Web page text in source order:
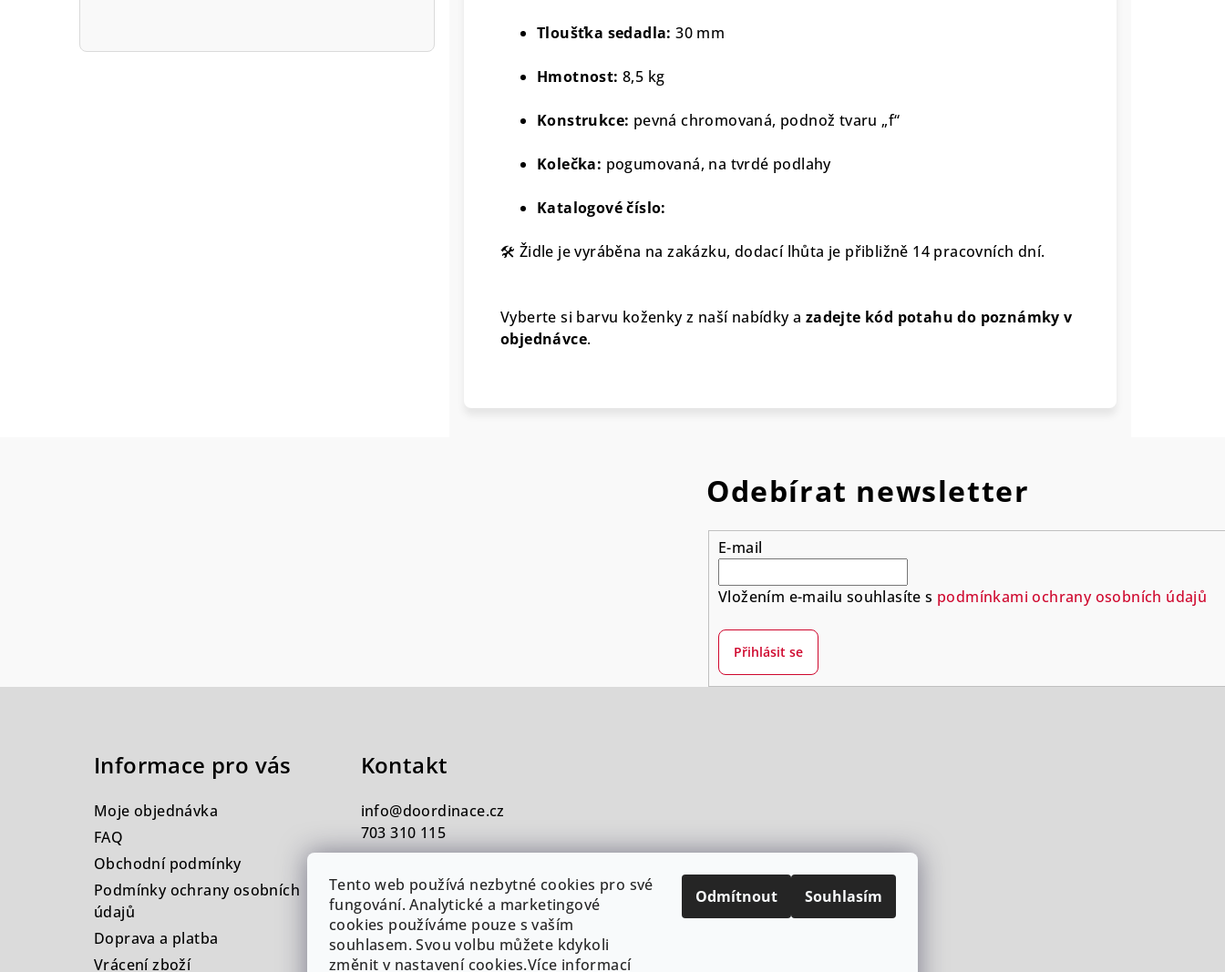
Tento web používá nezbytné cookies pro své
fungování. Analytické a marketingové
cookies používáme pouze s vaším
souhlasem. Svou volbu můžete kdykoli
změnit v nastavení cookies.Více informací
Odmítnout Souhlasím
Tloušťka sedadla: 30 mm
Hmotnost: 8,5 kg
Konstrukce: pevná chromovaná, podnož tvaru „f“
Kolečka: pogumovaná, na tvrdé podlahy
Katalogové číslo:
🛠 Židle je vyráběna na zakázku, dodací lhůta je přibližně 14 pracovních dní.
Vyberte si barvu koženky z naší nabídky a zadejte kód potahu do poznámky v
objednávce.
Odebírat newsletter
E-mail
Vložením e-mailu souhlasíte s podmínkami ochrany osobních údajů
Přihlásit se
Informace pro vás
Moje objednávka
FAQ
Obchodní podmínky
Podmínky ochrany osobních
údajů
Doprava a platba
Vrácení zboží
Kontakt
info@doordinace.cz
703 310 115